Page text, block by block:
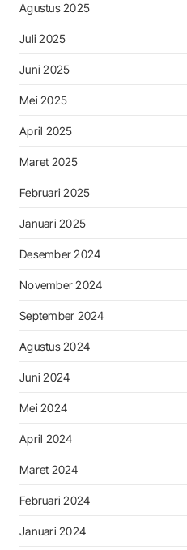
Agustus 2025
Juli 2025
Juni 2025
Mei 2025
April 2025
Maret 2025
Februari 2025
Januari 2025
Desember 2024
November 2024
September 2024
Agustus 2024
Juni 2024
Mei 2024
April 2024
Maret 2024
Februari 2024
Januari 2024